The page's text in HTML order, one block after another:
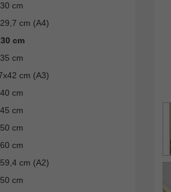
cm
cm (A4)
cm
cm
cm (A3)
cm
cm
cm
cm
cm (A2)
cm